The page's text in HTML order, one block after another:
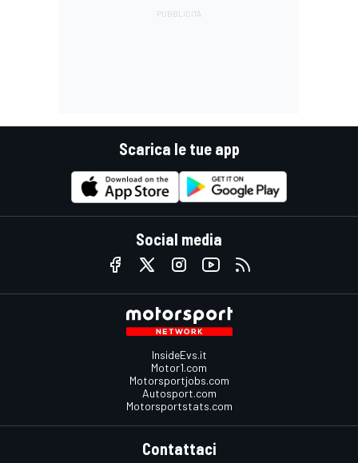
Scarica le tue app
Social media
InsideEvs.it
Motor1.com
Motorsportjobs.com
Autosport.com
Motorsportstats.com
Contattaci